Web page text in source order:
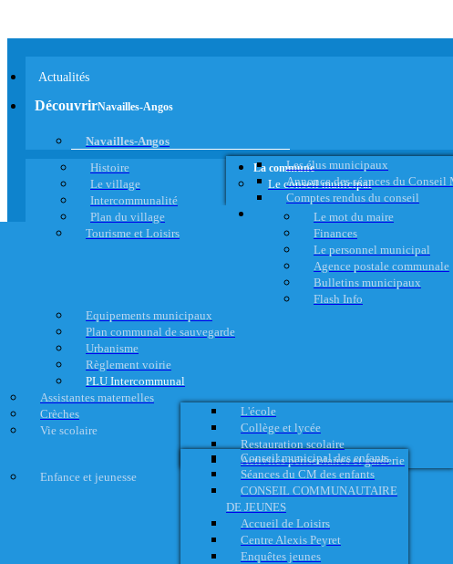
Actualités
DécouvrirNavailles-Angos
Navailles-Angos
Histoire
Le village
Intercommunalité
Plan du village
Tourisme et Loisirs
La commune
Le conseil municipal
Les élus municipaux
Annonce des séances du
Comptes rendus du conseil
Le mot du maire
Finances
Le personnel municipal
Agence postale communale
Bulletins municipaux
Flash Info
Equipements municipaux
Plan communal de sauvegarde
Urbanisme
Règlement voirie
PLU Intercommunal
Assistantes maternelles
Crèches
Vie scolaire
L'école
Collège et lycée
Restauration scolaire
Activités périscolaires et garderie
Enfance et jeunesse
Conseil municipal des enfants
Séances du CM des enfants
CONSEIL COMMUNAUTAIRE
DE JEUNES
Accueil de Loisirs
Centre Alexis Peyret
Enquêtes jeunes